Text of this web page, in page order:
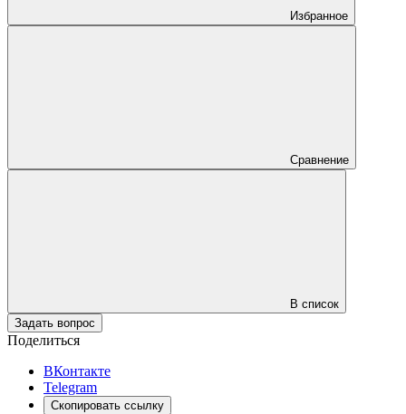
Избранное
Сравнение
В список
Задать вопрос
Поделиться
ВКонтакте
Telegram
Скопировать ссылку